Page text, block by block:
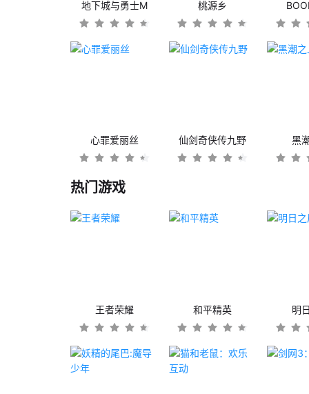
地下城与勇士M 桃源乡
心罪爱丽丝 仙剑奇侠传九野 黑
热门游戏
王者荣耀 和平精英 明